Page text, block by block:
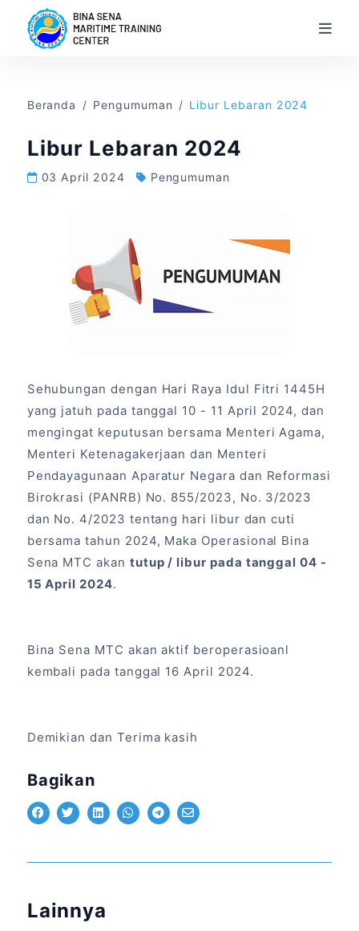
Beranda
Program Pendidikan
Informasi
Kontak
Beranda Pengumuman Libur Lebaran 2024
Libur Lebaran 2024
03 April 2024 Pengumuman
Sehubungan dengan Hari Raya Idul Fitri 1445H
yang jatuh pada tanggal 10 - 11 April 2024, dan
mengingat keputusan bersama Menteri Agama,
Menteri Ketenagakerjaan dan Menteri
Pendayagunaan Aparatur Negara dan Reformasi
Birokrasi (PANRB) No. 855/2023, No. 3/2023
dan No. 4/2023 tentang hari libur dan cuti
bersama tahun 2024, Maka Operasional Bina
Sena MTC akan tutup / libur pada tanggal 04 -
15 April 2024.
Bina Sena MTC akan aktif beroperasioanl
kembali pada tanggal 16 April 2024.
Demikian dan Terima kasih
Bagikan
Lainnya